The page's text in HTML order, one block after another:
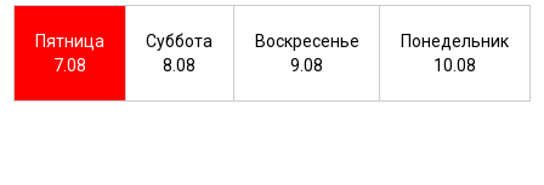
Пятница
7.08
Суббота
8.08
Воскресенье
9.08
Понедельник
10.08